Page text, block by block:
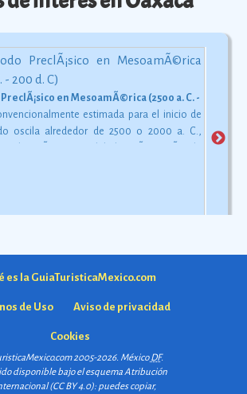
en MesoamÃ©rica (2500 a. C. - 200 d. C)
estimada para el inicio de
oscila alrededor de 2500 o 2000 a. C.,
es la GuiaTuristicaMexico.com
de Uso Aviso de privacidad
Cookies
2005-2026. MéxicoDF.
disponible bajo el esquemaAtribución
(CC BY 4.0): puedes copiar,